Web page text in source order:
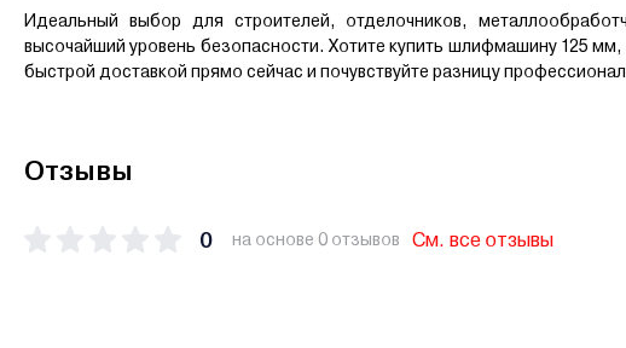
Идеальный выбор для строителей, отделочников,
высочайший уровень безопасности. Хотите купить шлифмашину 125 мм,
быстрой доставкой прямо сейчас и почувствуйте разницу
Отзывы
0 на основе 0 отзывов См. все отзывы